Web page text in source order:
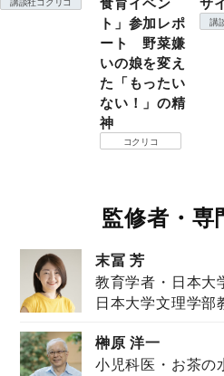
ト」参加レポ
ート 野菜嫌
いの娘を変え
た「もったい
ない！」の精
神
コクリコ
講
監修者・専
末冨 芳
教育学者・日本大
日本大学文理学部
榊原 洋一
小児科医・お茶の